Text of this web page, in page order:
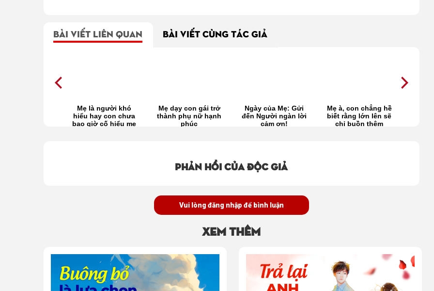
BÀI VIẾT LIÊN QUAN BÀI VIẾT CÙNG TÁC GIẢ
Mẹ là người khó
hiểu hay con chưa
bao giờ cố hiểu mẹ
Mẹ dạy con gái trở
thành phụ nữ hạnh
phúc
Ngày của Mẹ: Gửi
đến Người ngàn lời
cảm ơn!
Mẹ à, con chẳng hề
biết rằng lớn lên sẽ
chỉ buồn thêm
Phản hồi của độc giả
Vui lòng đăng nhập để bình luận
Xem thêm